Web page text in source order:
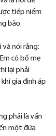
tiếp niềm
bão.
và nói rằng:
có bố mẹ
lại phải
gia đình áp
phải là vấn
một đứa